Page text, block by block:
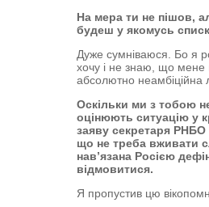
На мера ти не пішов,
будеш у якомусь
Дуже сумніваюся. Бо я
хочу і не знаю, що мене
абсолютно неамбіційна
Оскільки ми з тобою
оцінюють ситуацію у
заяву секретаря РНБО
що не треба вживати
нав’язана Росією
відмовитися.
Я пропустив цю